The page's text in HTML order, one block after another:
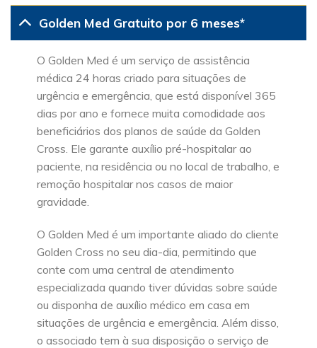
Golden Med Gratuito por 6 meses*
O Golden Med é um serviço de assistência
médica 24 horas criado para situações de
urgência e emergência, que está disponível 365
dias por ano e fornece muita comodidade aos
beneficiários dos planos de saúde da Golden
Cross. Ele garante auxílio pré-hospitalar ao
paciente, na residência ou no local de trabalho, e
remoção hospitalar nos casos de maior
gravidade.
O Golden Med é um importante aliado do cliente
Golden Cross no seu dia-dia, permitindo que
conte com uma central de atendimento
especializada quando tiver dúvidas sobre saúde
ou disponha de auxílio médico em casa em
situações de urgência e emergência. Além disso,
o associado tem à sua disposição o serviço de